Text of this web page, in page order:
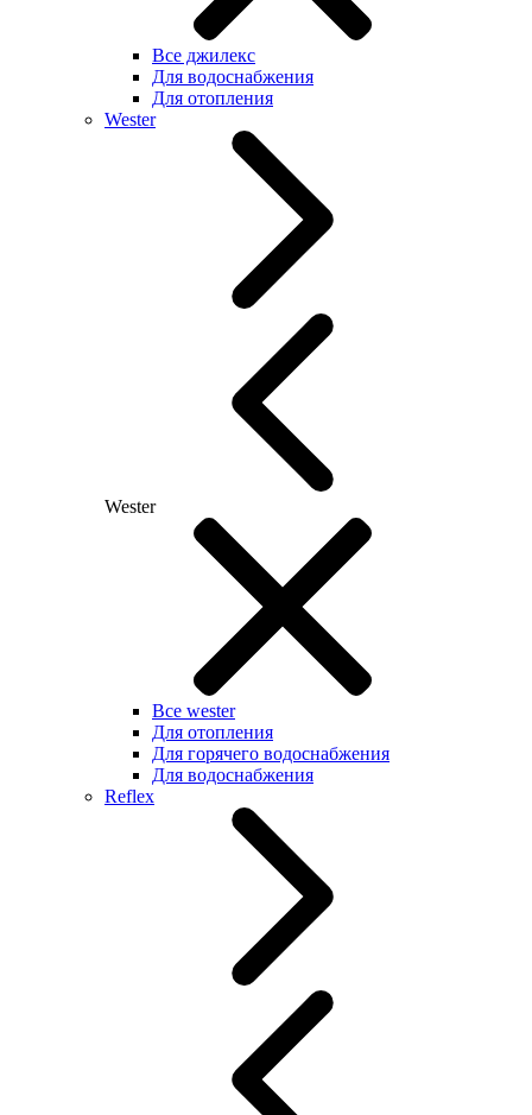
Все джилекс
Для водоснабжения
Для отопления
Wester
Wester
Все wester
Для отопления
Для горячего водоснабжения
Для водоснабжения
Reflex